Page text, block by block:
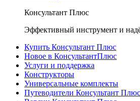
Консультант Плюс
Эффективный инструмент и
Купить Консультант Плюс
Новое в КонсультантПлюс
Услуги и поддержка
Конструкторы
Универсальные комплекты
Путеводители Консультант Плюс